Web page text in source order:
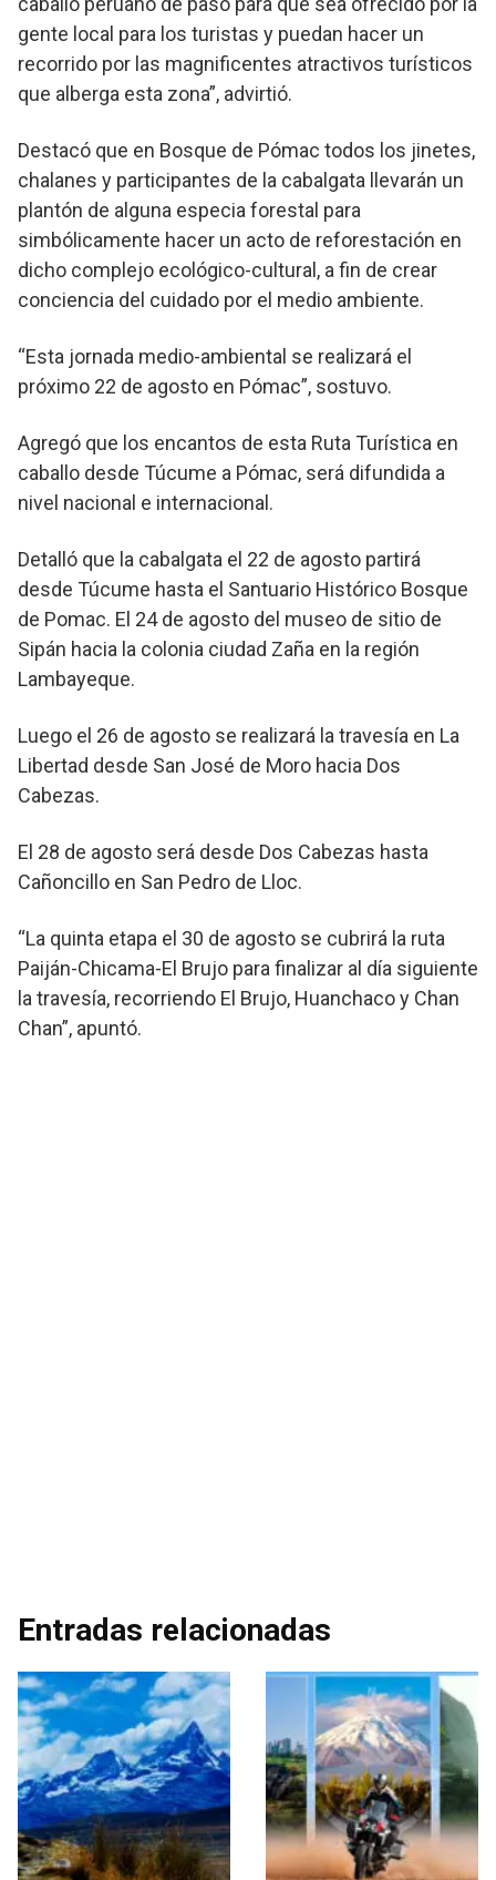
gente local para los turistas y puedan hacer un
recorrido por las magnificentes atractivos turísticos
que alberga esta zona”, advirtió.
Destacó que en Bosque de Pómac todos los jinetes,
chalanes y participantes de la cabalgata llevarán un
plantón de alguna especia forestal para
simbólicamente hacer un acto de reforestación en
dicho complejo ecológico-cultural, a fin de crear
conciencia del cuidado por el medio ambiente.
“Esta jornada medio-ambiental se realizará el
próximo 22 de agosto en Pómac”, sostuvo.
Agregó que los encantos de esta Ruta Turística en
caballo desde Túcume a Pómac, será difundida a
nivel nacional e internacional.
Detalló que la cabalgata el 22 de agosto partirá
desde Túcume hasta el Santuario Histórico Bosque
de Pomac. El 24 de agosto del museo de sitio de
Sipán hacia la colonia ciudad Zaña en la región
Lambayeque.
Luego el 26 de agosto se realizará la travesía en La
Libertad desde San José de Moro hacia Dos
Cabezas.
El 28 de agosto será desde Dos Cabezas hasta
Cañoncillo en San Pedro de Lloc.
“La quinta etapa el 30 de agosto se cubrirá la ruta
Paiján-Chicama-El Brujo para finalizar al día siguiente
la travesía, recorriendo El Brujo, Huanchaco y Chan
Chan”, apuntó.
Entradas relacionadas